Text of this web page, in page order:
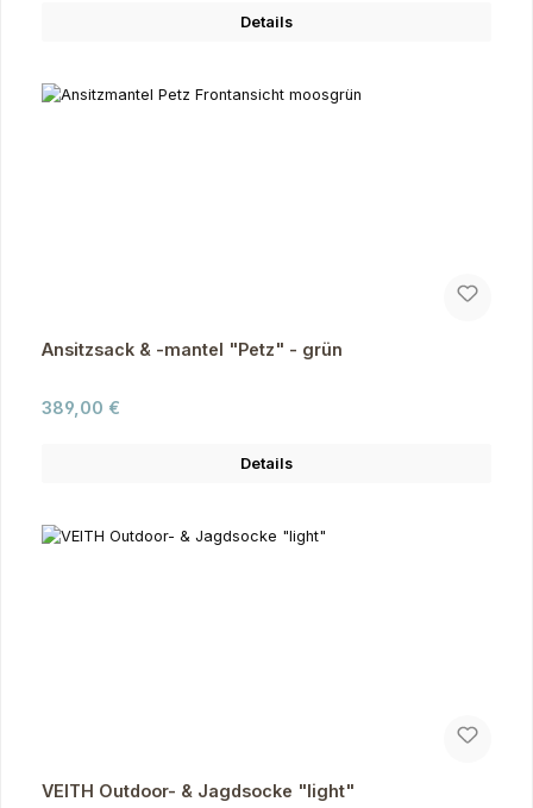
Details
Ansitzsack & -mantel "Petz" - grün
Regulärer Preis:
389,00 €
Details
VEITH Outdoor- & Jagdsocke "light"